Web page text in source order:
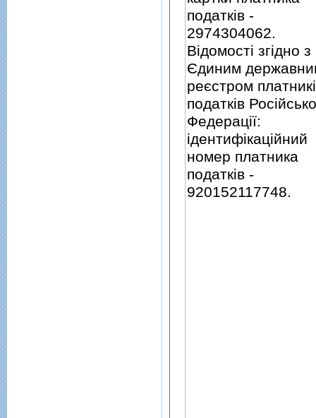
податкiв -
2974304062.
Вiдомостi згiдно з
Єдиним
реєстром
податкiв
Федерацiї:
iдентифiкацiйний
номер платника
податкiв -
920152117748.